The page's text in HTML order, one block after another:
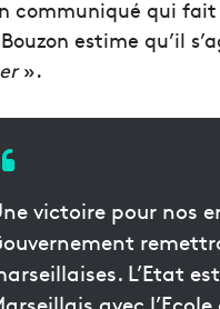
communiqué qui
estime qu’il
».
victoire pour nos
L’Etat